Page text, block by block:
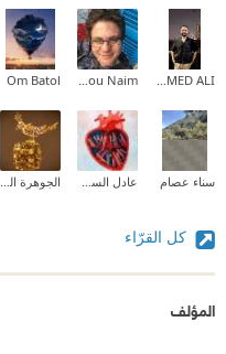
MOHAMED ALI
Carina Samir Abou Naim
Om Batol
سناء عصام عادل السومري الجوهرة الفريدة
كل القرّاء
المؤلف